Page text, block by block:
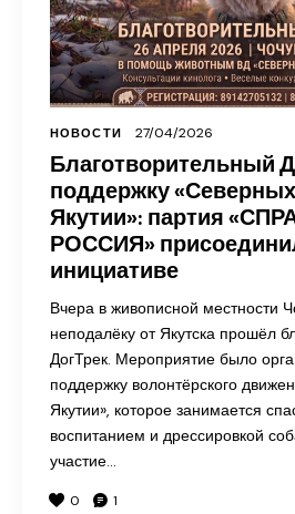
НОВОСТИ 27/04/2026
Благотворительный
поддержку
Якутии»: партия
РОССИЯ»
инициативе
Вчера в живописной местности
неподалёку от Якутска прошёл
ДогТрек. Мероприятие было
поддержку волонтёрского
Якутии», которое занимается
воспитанием и дрессировкой
участие…
0 1